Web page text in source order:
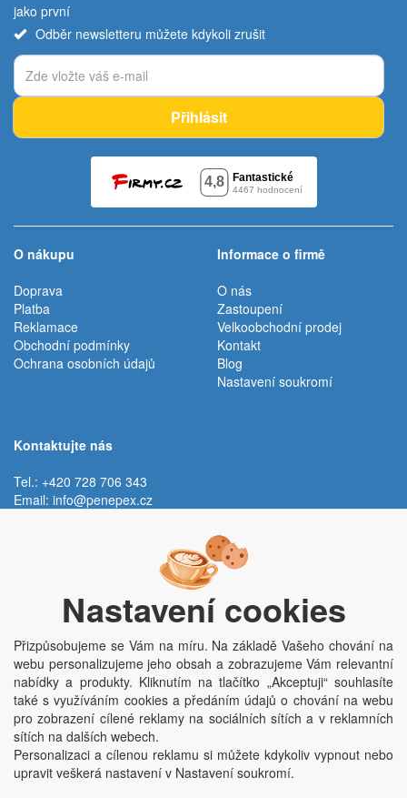
jako první
Odběr newsletteru můžete kdykoli zrušit
Přihlásit
O nákupu
Doprava
Platba
Reklamace
Obchodní podmínky
Ochrana osobních údajů
Informace o firmě
O nás
Zastoupení
Velkoobchodní prodej
Kontakt
Blog
Nastavení soukromí
Kontaktujte nás
Tel.: +420 728 706 343
Email: info@penepex.cz
Trávník 2076, 686 03 Staré Město
Copyright © Penepex s.r.o. 2025, powered byABRA E-shop
Penepex s.r.o., Za Špicí 1798, 686 03 Staré Město; IČO: 03220923; DIČ:
CZ03220923; zápis do obchodního rejstříku dne 22. 7. 2014, krajský soud v
Brně oddíl C, vložka 84002
Nastavení cookies
Přizpůsobujeme se Vám na míru. Na základě Vašeho chování na
webu personalizujeme jeho obsah a zobrazujeme Vám relevantní
nabídky a produkty. Kliknutím na tlačítko „Akceptuji“ souhlasíte
také s využíváním cookies a předáním údajů o chování na webu
pro zobrazení cílené reklamy na sociálních sítích a v reklamních
sítích na dalších webech.
Personalizaci a cílenou reklamu si můžete kdykoliv vypnout nebo
upravit veškerá nastavení v Nastavení soukromí.